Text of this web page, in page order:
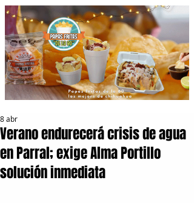
Verano endurecerá crisis de agua
en Parral; exige Alma Portillo
solución inmediata
8 abr